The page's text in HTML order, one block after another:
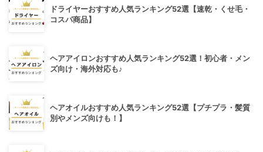
ドライヤーおすすめ人気ランキング52選【速乾・くせ毛・
コスパ商品】
ヘアアイロンおすすめ人気ランキング52選！初心者・メン
ズ向け・海外対応も♪
ヘアオイルおすすめ人気ランキング52選【プチプラ・髪質
別やメンズ向けも！】